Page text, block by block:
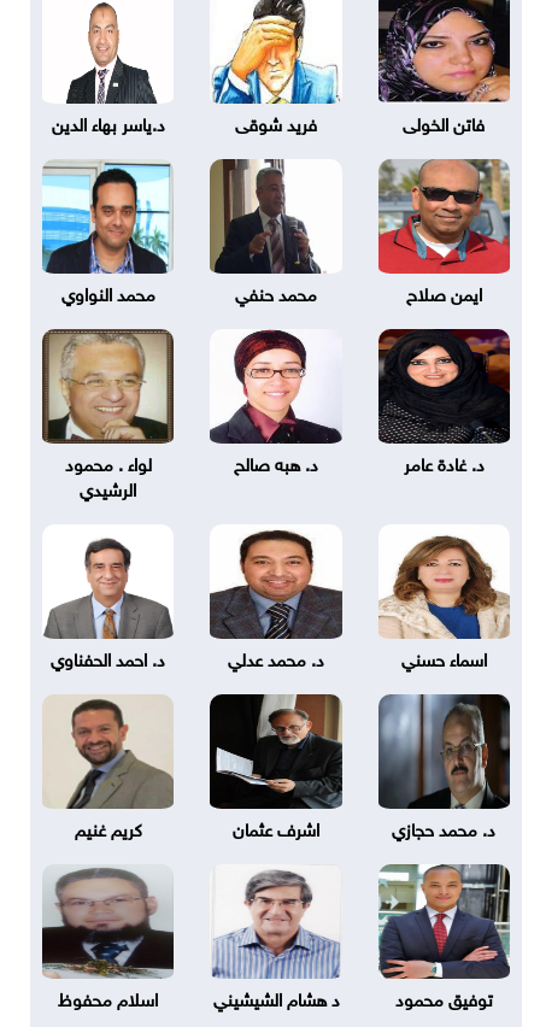
فاتن الخولى فريد شوقى د.ياسر بهاء الدين
ايمن صلاح محمد حنفي محمد النواوي
د. غادة عامر د. هبه صالح
لواء . محمود
الرشيدي
اسماء حسني د. محمد عدلي د. احمد الحفناوي
د. محمد حجازي اشرف عثمان كريم غنيم
توفيق محمود د هشام الشيشيني اسلام محفوظ